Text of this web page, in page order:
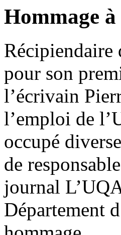
Hommage
Récipiendaire
pour son
l’écrivain
l’emploi de
occupé
de
journal
Département